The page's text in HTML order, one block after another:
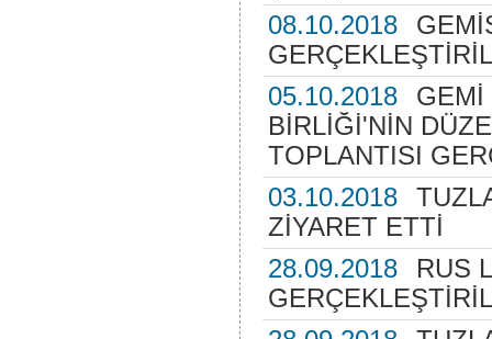
08.10.2018
05.10.2018
GEMİ
BİRLİĞİ'NİN
TOPLANTISI
03.10.2018
ZİYARET ETTİ
28.09.2018
RUS